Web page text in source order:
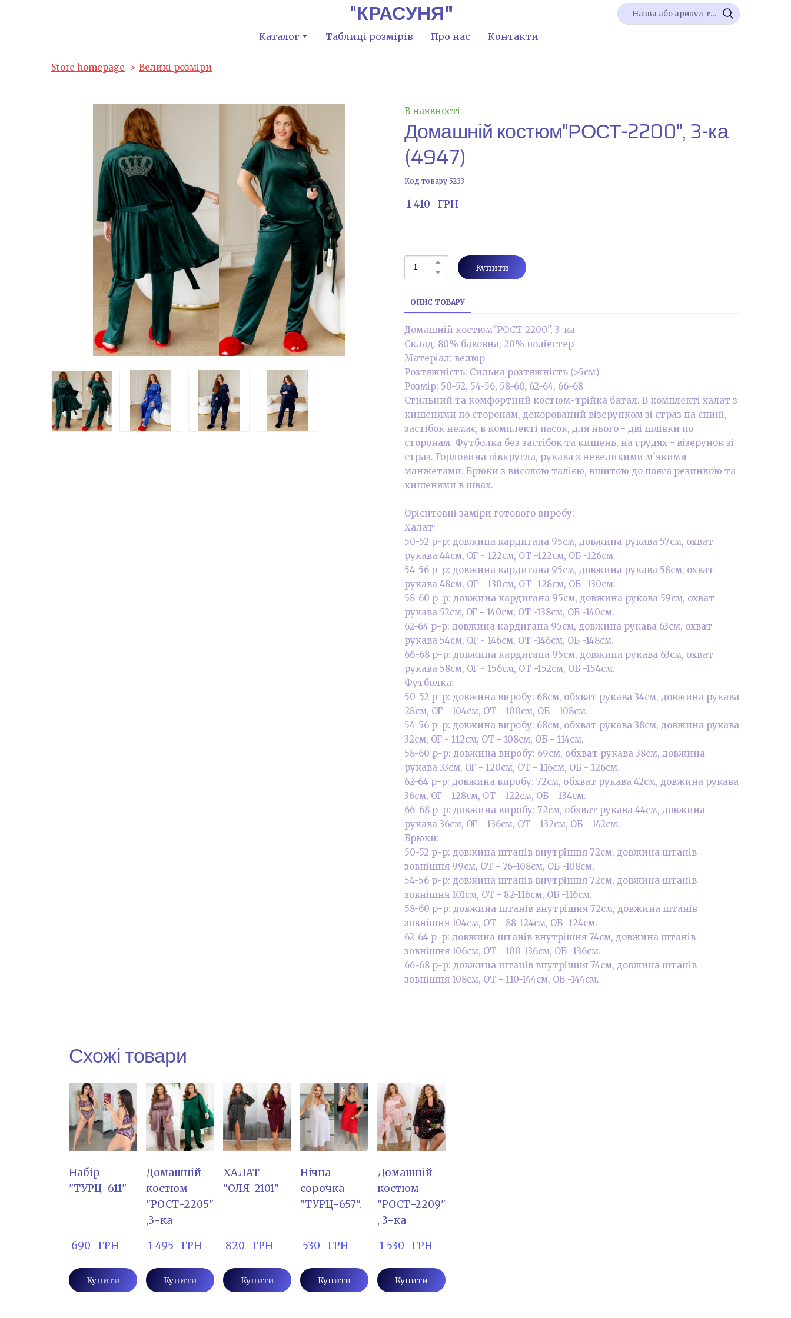
"КРАСУНЯ"
Каталог Таблиці розмірів Про нас Контакти
Store homepage Великі розміри
В наявності
Домашній костюм"РОСТ-2200", 3-ка
(4947)
Код товару 5233
1 410   ГРН
Купити
ОПИС ТОВАРУ
Домашній костюм"РОСТ-2200", 3-ка
Склад: 80% бавовна, 20% поліестер
Матеріал: велюр
Розтяжність: Сильна розтяжність (>5см)
Розмір: 50-52, 54-56, 58-60, 62-64, 66-68
Стильний та комфортний костюм-трійка батал. В комплекті халат з
кишенями по сторонам, декорований візерунком зі страз на спині,
застібок немає, в комплекті пасок, для нього - дві шлівки по
сторонам. Футболка без застібок та кишень, на грудях - візерунок зі
страз. Горловина півкругла, рукава з невеликими м'якими
манжетами. Брюки з високою талією, вшитою до пояса резинкою та
кишенями в швах.
Орієнтовні заміри готового виробу:
Халат:
50-52 р-р: довжина кардигана 95см, довжина рукава 57см, охват
рукава 44см, ОГ - 122см, ОТ -122см, ОБ -126см.
54-56 р-р: довжина кардигана 95см, довжина рукава 58см, охват
рукава 48см, ОГ - 130см, ОТ -128см, ОБ -130см.
58-60 р-р: довжина кардигана 95см, довжина рукава 59см, охват
рукава 52см, ОГ - 140см, ОТ -138см, ОБ -140см.
62-64 р-р: довжина кардигана 95см, довжина рукава 63см, охват
рукава 54см, ОГ - 146см, ОТ -146см, ОБ -148см.
66-68 р-р: довжина кардигана 95см, довжина рукава 63см, охват
рукава 58см, ОГ - 156см, ОТ -152см, ОБ -154см.
Футболка:
50-52 р-р: довжина виробу: 68см, обхват рукава 34см, довжина рукава
28см, ОГ - 104см, ОТ - 100см, ОБ - 108см.
54-56 р-р: довжина виробу: 68см, обхват рукава 38см, довжина рукава
32см, ОГ - 112см, ОТ - 108см, ОБ - 114см.
58-60 р-р: довжина виробу: 69см, обхват рукава 38см, довжина
рукава 33см, ОГ - 120см, ОТ - 116см, ОБ - 126см.
62-64 р-р: довжина виробу: 72см, обхват рукава 42см, довжина рукава
36см, ОГ - 128см, ОТ - 122см, ОБ - 134см.
66-68 р-р: довжина виробу: 72см, обхват рукава 44см, довжина
рукава 36см, ОГ - 136см, ОТ - 132см, ОБ - 142см.
Брюки:
50-52 р-р: довжина штанів внутрішня 72см, довжина штанів
зовнішня 99см, ОТ - 76-108см, ОБ -108см.
54-56 р-р: довжина штанів внутрішня 72см, довжина штанів
зовнішня 101см, ОТ - 82-116см, ОБ -116см.
58-60 р-р: довжина штанів внутрішня 72см, довжина штанів
зовнішня 104см, ОТ - 88-124см, ОБ -124см.
62-64 р-р: довжина штанів внутрішня 74см, довжина штанів
зовнішня 106см, ОТ - 100-136см, ОБ -136см.
66-68 р-р: довжина штанів внутрішня 74см, довжина штанів
зовнішня 108см, ОТ - 110-144см, ОБ -144см.
Схожі товари
Набір
"ТУРЦ-611"
690   ГРН
Купити
Домашній
костюм
"РОСТ-2205"
,3-ка
1 495   ГРН
Купити
ХАЛАТ
"ОЛЯ-2101"
820   ГРН
Купити
Нічна
сорочка
"ТУРЦ-657".
530   ГРН
Купити
Домашній
костюм
"РОСТ-2209"
, 3-ка
1 530   ГРН
Купити